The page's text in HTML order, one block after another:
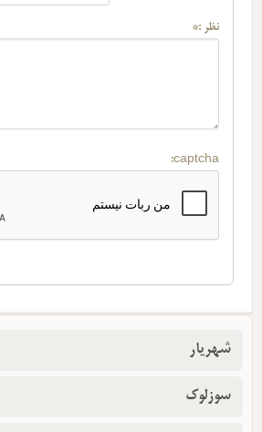
نظر :*
captcha:
شهریار
سوزلوک